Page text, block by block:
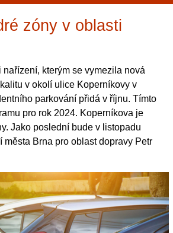
zóny v oblasti
kterým se vymezila nová
v okolí ulice Koperníkovy v
parkování přidá v říjnu. Tímto
pro rok 2024. Koperníkova je
Jako poslední bude v listopadu
města Brna pro oblast dopravy Petr
kasinovými hrami v Brně: Od
video automaty
známým pro zajímavé památky, skvělé
divadla a univerzity. Mimo jiné je ale také
kde si můžete legálně a bezpečně vyzkoušet
hry. V neustále kvetoucí moravské
naleznete širokou nabídku her od klasické
po moderní automaty jak pro pravidelné